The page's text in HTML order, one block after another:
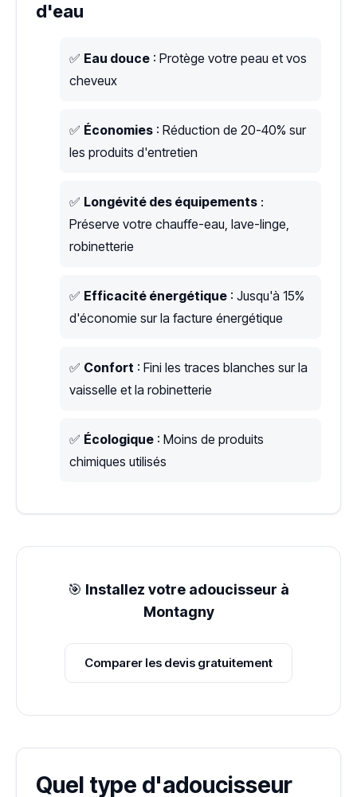
d'eau
✅ Eau douce : Protège votre peau et vos
cheveux
✅ Économies : Réduction de 20-40% sur
les produits d'entretien
✅ Longévité des équipements :
Préserve votre chauffe-eau, lave-linge,
robinetterie
✅ Efficacité énergétique : Jusqu'à 15%
d'économie sur la facture énergétique
✅ Confort : Fini les traces blanches sur la
vaisselle et la robinetterie
✅ Écologique : Moins de produits
chimiques utilisés
🎯 Installez votre adoucisseur à
Montagny
Comparer les devis gratuitement
Quel type d'adoucisseur